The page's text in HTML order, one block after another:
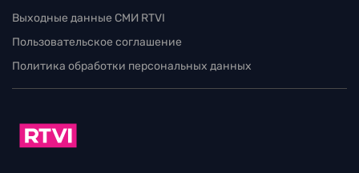
Выходные данные СМИ RTVI
Пользовательское соглашение
Политика обработки персональных данных